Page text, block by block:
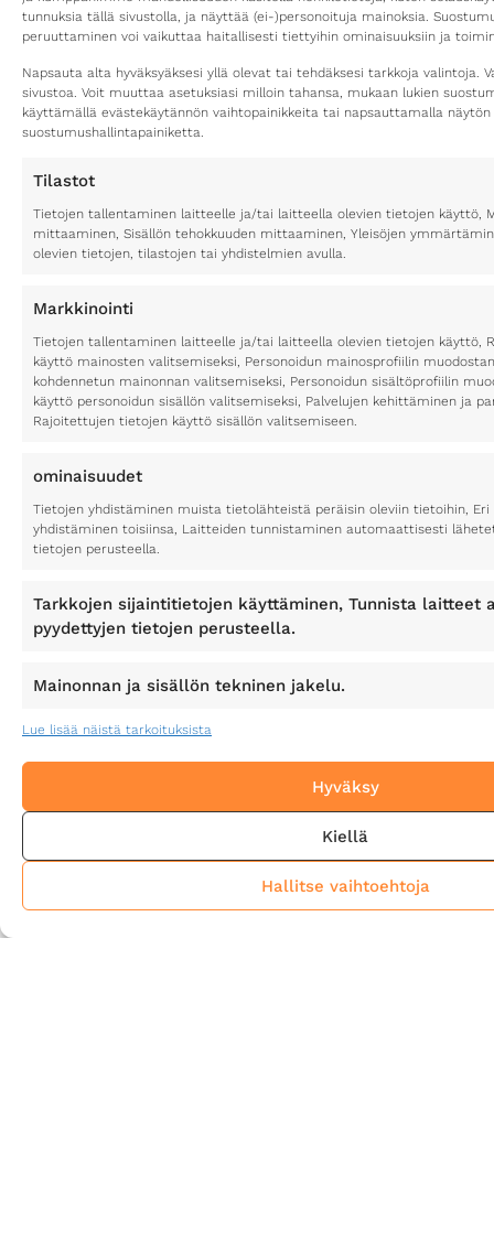
tunnuksia tällä sivustolla, ja näyttää (ei-)personoituja mainoksia.
peruuttaminen voi vaikuttaa haitallisesti tiettyihin ominaisuuksiin ja
Napsauta alta hyväksyäksesi yllä olevat tai tehdäksesi tarkkoja valintoja.
sivustoa. Voit muuttaa asetuksiasi milloin tahansa, mukaan lukien
käyttämällä evästekäytännön vaihtopainikkeita tai napsauttamalla näytön
suostumushallintapainiketta.
Tilastot
Tietojen tallentaminen laitteelle ja/tai laitteella olevien tietojen käyttö,
mittaaminen, Sisällön tehokkuuden mittaaminen, Yleisöjen
olevien tietojen, tilastojen tai yhdistelmien avulla.
Markkinointi
Tietojen tallentaminen laitteelle ja/tai laitteella olevien tietojen käyttö,
käyttö mainosten valitsemiseksi, Personoidun mainosprofiilin
kohdennetun mainonnan valitsemiseksi, Personoidun sisältöprofiilin
käyttö personoidun sisällön valitsemiseksi, Palvelujen kehittäminen ja
Rajoitettujen tietojen käyttö sisällön valitsemiseen.
ominaisuudet
Tietojen yhdistäminen muista tietolähteistä peräisin oleviin tietoihin,
yhdistäminen toisiinsa, Laitteiden tunnistaminen automaattisesti
tietojen perusteella.
Tarkkojen sijaintitietojen käyttäminen, Tunnista laitteet
pyydettyjen tietojen perusteella.
Mainonnan ja sisällön tekninen jakelu.
Lue lisää näistä tarkoituksista
Hyväksy
Kiellä
Hallitse vaihtoehtoja
Laadukkaat sukellusvarusteet luotettavilta valmistajilta
Y-
©2026
Sukellusvaruste.com
TietosuojaselosteToimitusehdotKotisivut yritykselle